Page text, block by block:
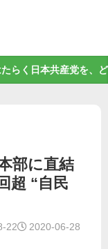
らく日本共産党を、
部に直結
超 “自民
2020-06-28
22